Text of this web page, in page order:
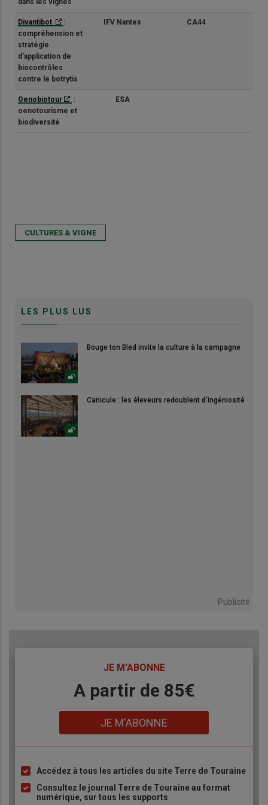
Divantibot
:
compréhension et
stratégie
d'application de
biocontrôles
contre le botrytis
IFV Nantes CA44
Oenobiotour
:
oenotourisme et
biodiversité
ESA
CULTURES & VIGNE
LES PLUS LUS
Bouge ton Bled invite la culture à la campagne
Canicule : les éleveurs redoublent d'ingéniosité
Publicité
JE M'ABONNE
A partir de 85€
JE M'ABONNE
Liste
à
puce
Accédez à tous les articles du site Terre de Touraine
Consultez le journal Terre de Touraine au format
numérique, sur tous les supports